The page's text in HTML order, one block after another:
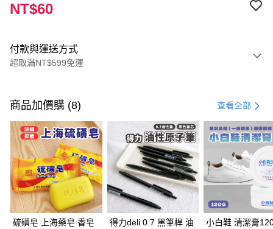
NT$60
付款與運送方式
超取滿NT$599免運
信用卡一次付款
超商取貨付款
LINE Pay
Apple Pay
街口支付
悠遊付
商品加價購 (8) 查看全部
硫磺皂 上海藥皂 香皂
得力deli 0.7 黑筆桿 油
小白鞋 清潔膏